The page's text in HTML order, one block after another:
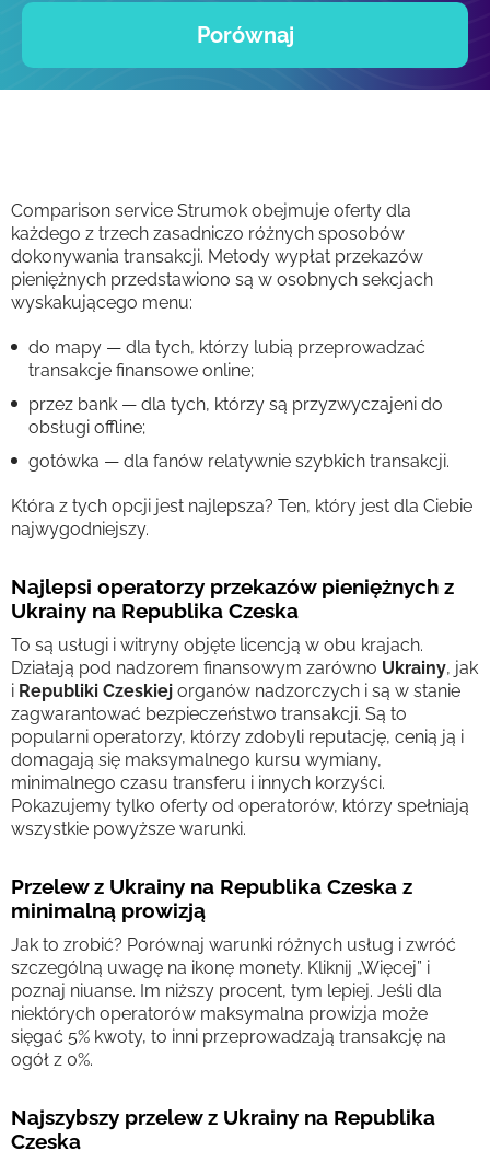
Porównaj
Comparison service Strumok obejmuje oferty dla
każdego z trzech zasadniczo różnych sposobów
dokonywania transakcji. Metody wypłat przekazów
pieniężnych przedstawiono są w osobnych sekcjach
wyskakującego menu:
do mapy — dla tych, którzy lubią przeprowadzać
transakcje finansowe online;
przez bank — dla tych, którzy są przyzwyczajeni do
obsługi offline;
gotówka — dla fanów relatywnie szybkich transakcji.
Która z tych opcji jest najlepsza? Ten, który jest dla Ciebie
najwygodniejszy.
Najlepsi operatorzy przekazów pieniężnych z
Ukrainy na Republika Czeska
To są usługi i witryny objęte licencją w obu krajach.
Działają pod nadzorem finansowym zarówno Ukrainy, jak
i Republiki Czeskiej organów nadzorczych i są w stanie
zagwarantować bezpieczeństwo transakcji. Są to
popularni operatorzy, którzy zdobyli reputację, cenią ją i
domagają się maksymalnego kursu wymiany,
minimalnego czasu transferu i innych korzyści.
Pokazujemy tylko oferty od operatorów, którzy spełniają
wszystkie powyższe warunki.
Przelew z Ukrainy na Republika Czeska z
minimalną prowizją
Jak to zrobić? Porównaj warunki różnych usług i zwróć
szczególną uwagę na ikonę monety. Kliknij „Więcej” i
poznaj niuanse. Im niższy procent, tym lepiej. Jeśli dla
niektórych operatorów maksymalna prowizja może
sięgać 5% kwoty, to inni przeprowadzają transakcję na
ogół z 0%.
Najszybszy przelew z Ukrainy na Republika
Czeska